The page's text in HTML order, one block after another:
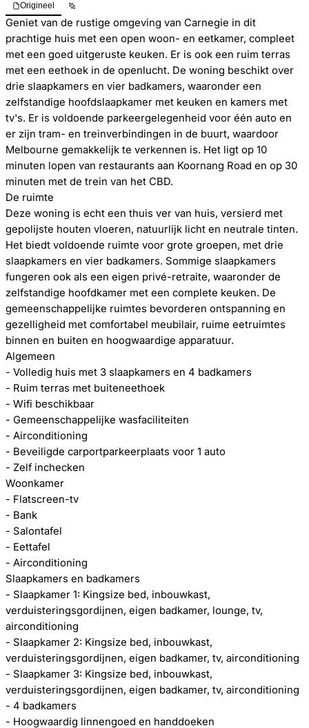
Origineel
Geniet van de rustige omgeving van Carnegie in dit
prachtige huis met een open woon- en eetkamer, compleet
met een goed uitgeruste keuken. Er is ook een ruim terras
met een eethoek in de openlucht. De woning beschikt over
drie slaapkamers en vier badkamers, waaronder een
zelfstandige hoofdslaapkamer met keuken en kamers met
tv's. Er is voldoende parkeergelegenheid voor één auto en
er zijn tram- en treinverbindingen in de buurt, waardoor
Melbourne gemakkelijk te verkennen is. Het ligt op 10
minuten lopen van restaurants aan Koornang Road en op 30
minuten met de trein van het CBD.
De ruimte
Deze woning is echt een thuis ver van huis, versierd met
gepolijste houten vloeren, natuurlijk licht en neutrale tinten.
Het biedt voldoende ruimte voor grote groepen, met drie
slaapkamers en vier badkamers. Sommige slaapkamers
fungeren ook als een eigen privé-retraite, waaronder de
zelfstandige hoofdkamer met een complete keuken. De
gemeenschappelijke ruimtes bevorderen ontspanning en
gezelligheid met comfortabel meubilair, ruime eetruimtes
binnen en buiten en hoogwaardige apparatuur.
Algemeen
- Volledig huis met 3 slaapkamers en 4 badkamers
- Ruim terras met buiteneethoek
- Wifi beschikbaar
- Gemeenschappelijke wasfaciliteiten
- Airconditioning
- Beveiligde carportparkeerplaats voor 1 auto
- Zelf inchecken
Woonkamer
- Flatscreen-tv
- Bank
- Salontafel
- Eettafel
- Airconditioning
Slaapkamers en badkamers
- Slaapkamer 1: Kingsize bed, inbouwkast,
verduisteringsgordijnen, eigen badkamer, lounge, tv,
airconditioning
- Slaapkamer 2: Kingsize bed, inbouwkast,
verduisteringsgordijnen, eigen badkamer, tv, airconditioning
- Slaapkamer 3: Kingsize bed, inbouwkast,
verduisteringsgordijnen, eigen badkamer, tv, airconditioning
- 4 badkamers
- Hoogwaardig linnengoed en handdoeken